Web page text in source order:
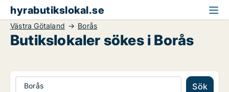
hyrabutikslokal.se
Västra Götaland Borås
Butikslokaler sökes i Borås
Borås Sök